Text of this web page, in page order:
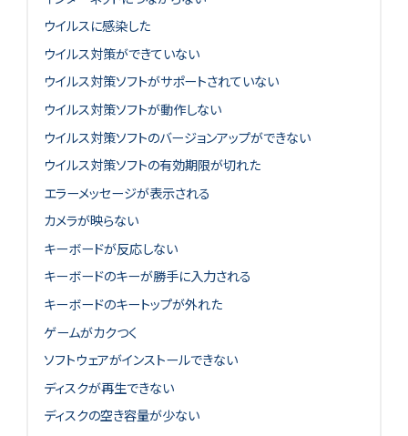
ウイルスに感染した
ウイルス対策ができていない
ウイルス対策ソフトがサポートされていない
ウイルス対策ソフトが動作しない
ウイルス対策ソフトのバージョンアップができない
ウイルス対策ソフトの有効期限が切れた
エラーメッセージが表示される
カメラが映らない
キーボードが反応しない
キーボードのキーが勝手に入力される
キーボードのキートップが外れた
ゲームがカクつく
ソフトウェアがインストールできない
ディスクが再生できない
ディスクの空き容量が少ない